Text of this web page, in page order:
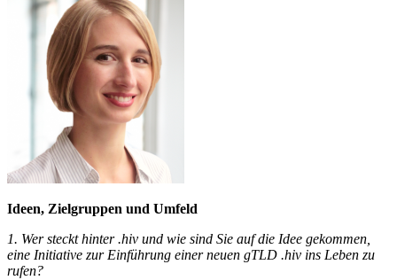
Ideen, Zielgruppen und Umfeld
1. Wer steckt hinter .hiv und wie sind Sie auf die Idee gekommen,
eine Initiative zur Einführung einer neuen gTLD .hiv ins Leben zu
rufen?